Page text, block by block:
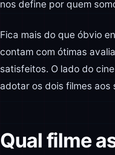
nos define por quem
Fica mais do que óbvio
contam com ótimas
satisfeitos. O lado do
adotar os dois filmes aos
Qual filme